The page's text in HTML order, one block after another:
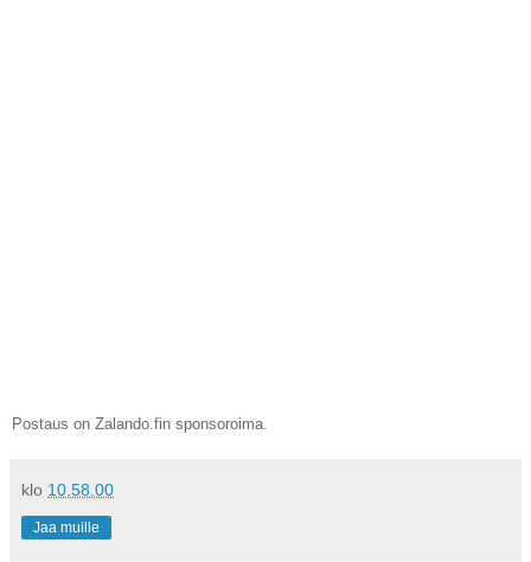
Postaus on Zalando.fin sponsoroima.
klo 10.58.00
Jaa muille